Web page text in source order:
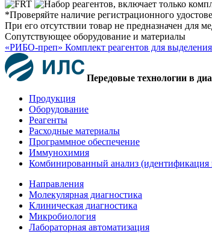
*Проверяйте наличие регистрационного
При его отсутствии товар не предназначен для
Сопутствующее оборудование и материалы
«РИБО-преп» Комплект реагентов для
Передовые технологии в
Продукция
Оборудование
Реагенты
Расходные материалы
Программное обеспечение
Иммунохимия
Комбинированный анализ (идентификация
Направления
Молекулярная диагностика
Клиническая диагностика
Микробиология
Лабораторная автоматизация